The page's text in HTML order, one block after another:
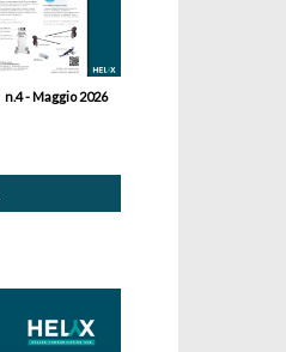
n.4 - Maggio 2026